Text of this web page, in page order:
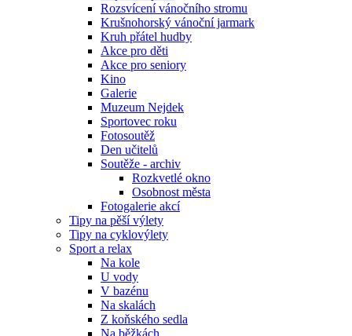
Rozsvícení vánočního stromu
Krušnohorský vánoční jarmark
Kruh přátel hudby
Akce pro děti
Akce pro seniory
Kino
Galerie
Muzeum Nejdek
Sportovec roku
Fotosoutěž
Den učitelů
Soutěže - archiv
Rozkvetlé okno
Osobnost města
Fotogalerie akcí
Tipy na pěší výlety
Tipy na cyklovýlety
Sport a relax
Na kole
U vody
V bazénu
Na skalách
Z koňského sedla
Na běžkách